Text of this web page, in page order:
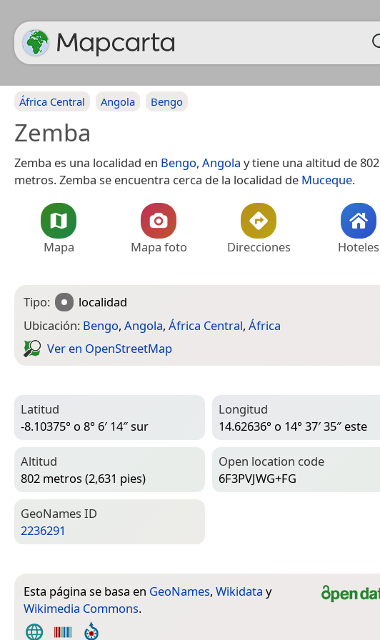
África Central Angola Bengo
Zemba
Zemba es una localidad en Bengo, Angola y tiene una altitud de 802
metros. Zemba se encuentra cerca de la localidad de Muceque.
Mapa Mapa foto Direcciones Hoteles
Tipo:
localidad
Ubicación: Bengo, Angola, África Central, África
Ver en Open­Street­Map
Latitud
-8.10375° o 8° 6′ 14″ sur
Longitud
14.62636° o 14° 37′ 35″ este
Altitud
802 metros (2,631 pies)
Open location code
6F3PVJWG+FG
Geo­Names ID
2236291
Esta página se basa en GeoNames, Wikidata y
Wikimedia Commons.